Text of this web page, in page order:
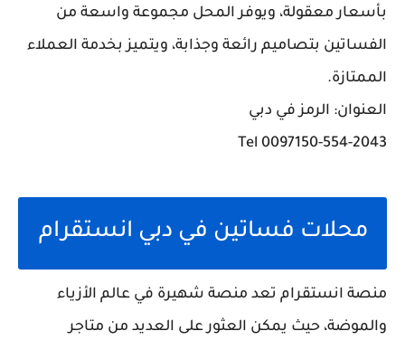
بأسعار معقولة، ويوفر المحل مجموعة واسعة من
الفساتين بتصاميم رائعة وجذابة، ويتميز بخدمة العملاء
الممتازة.
العنوان: الرمز في دبي
0097150-554-2043 Tel
محلات فساتين في دبي انستقرام
منصة انستقرام تعد منصة شهيرة في عالم الأزياء
والموضة، حيث يمكن العثور على العديد من متاجر